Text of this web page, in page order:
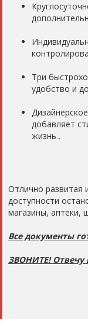
Три
удобство и
добавляет
жизнь .
Отлично развитая
доступности
магазины, аптеки,
Все документы
ЗВОНИТЕ! Отвечу